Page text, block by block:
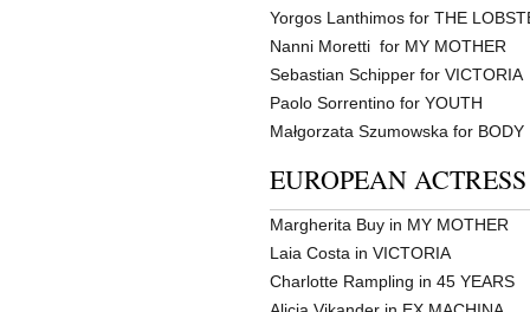
Yorgos Lanthimos for THE
Nanni Moretti for MY MOTHER
Sebastian Schipper for VICTORIA
Paolo Sorrentino for YOUTH
Małgorzata Szumowska for BODY
EUROPEAN
Margherita Buy in MY MOTHER
Laia Costa in VICTORIA
Charlotte Rampling in 45 YEARS